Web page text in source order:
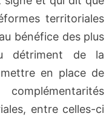
territoriales
bénéfice des plus
détriment de la
en place de
entre celles-ci